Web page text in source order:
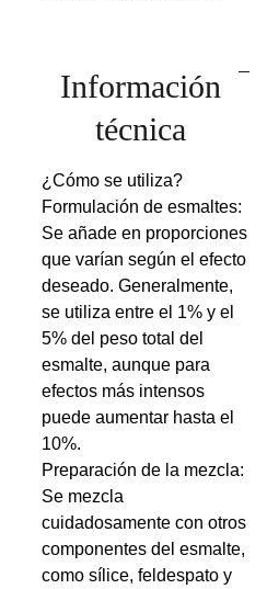
Información
técnica
¿Cómo se utiliza?
Formulación de esmaltes:
Se añade en proporciones
que varían según el efecto
deseado. Generalmente,
se utiliza entre el 1% y el
5% del peso total del
esmalte, aunque para
efectos más intensos
puede aumentar hasta el
10%.
Preparación de la mezcla:
Se mezcla
cuidadosamente con otros
componentes del esmalte,
como sílice, feldespato y